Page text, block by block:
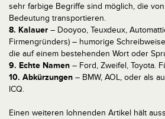
sehr farbige Begriffe sind möglich, die
Bedeutung transportieren.
8. Kalauer – Dooyoo, Teuxdeux,
Firmengründers) – humorige
die auf einem bestehenden Wort oder
9. Echte Namen – Ford, Zweifel, Toyota.
10. Abkürzungen – BMW, AOL, oder als
ICQ.
Einen weiteren lohnenden Artikel hält